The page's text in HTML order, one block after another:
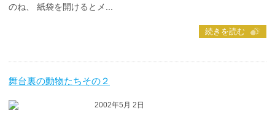
のね、 紙袋を開けるとメ...
続きを読む
舞台裏の動物たちその２
2002年5月 2日